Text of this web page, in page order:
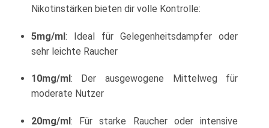
Nikotinstärken bieten dir volle Kontrolle:
5mg/ml: Ideal für Gelegenheitsdampfer oder
sehr leichte Raucher
10mg/ml : Der ausgewogene Mittelweg für
moderate Nutzer
20mg/ml : Für starke Raucher oder intensive